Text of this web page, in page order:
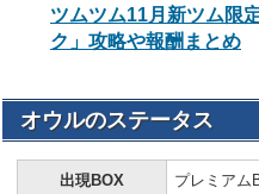
ツムツム11月新ツム限
ク」攻略や報酬まとめ
オウルのステータス
出現BOX プレミアム